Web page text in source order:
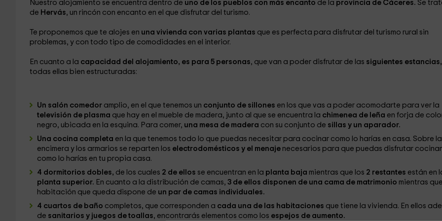
Nuestro alojamiento se encuentra dentro de uno de los pueblos con más encanto de la provincia de Cáceres. Se
de Hervás, un rincón con encanto en el que disfrutar del turismo.
Te proponemos que te alojes en una vivienda con varias plantas que es perfecta para disfrutar del turismo rural sin
problemas, y con todo tipo de comodidades en el interior.
En cuanto a la capacidad del alojamiento, es para 5 personas, que van a poder disfrutar de las siguientes estancias,
todas ellas bien estructuradas:
Un salón comedoramplio, en el que tenemos un conjunto de sillones en los que vas a poder acomodarte para ver la
televisión de plasma que hay en el mueble de madera, junto al que se encuentra la chimenea de leña en forja de
negro, ubicada en la esquina. Para comer, una mesa de madera con su conjunto de sillas y un aparador.
Una cocina completa en la que tenemos todo lo que puedas necesitar para cocinar como lo harías en casa. Sobre la
encimera y los armarios se reparten los electrodomésticos y el menajenecesarios para que puedas disfrutar
como lo harías en tu propia casa.
4 dormitorios dobles, de los cuales 2 de ellos se encuentran en la planta baja mientras que los 2 restantes están en
planta superior. En cuanto a la distribución de camas, 3 de ellos disponen de una cama de matrimonio mientras
habitación que queda dispone de un par de camas individuales.
4 cuartos de baño completos, que corresponden a cada una de las habitaciones que tiene la vivienda. En ellos
de sanitarios y juegos de toallas, encontrarás elementos como los espejos de aumento.